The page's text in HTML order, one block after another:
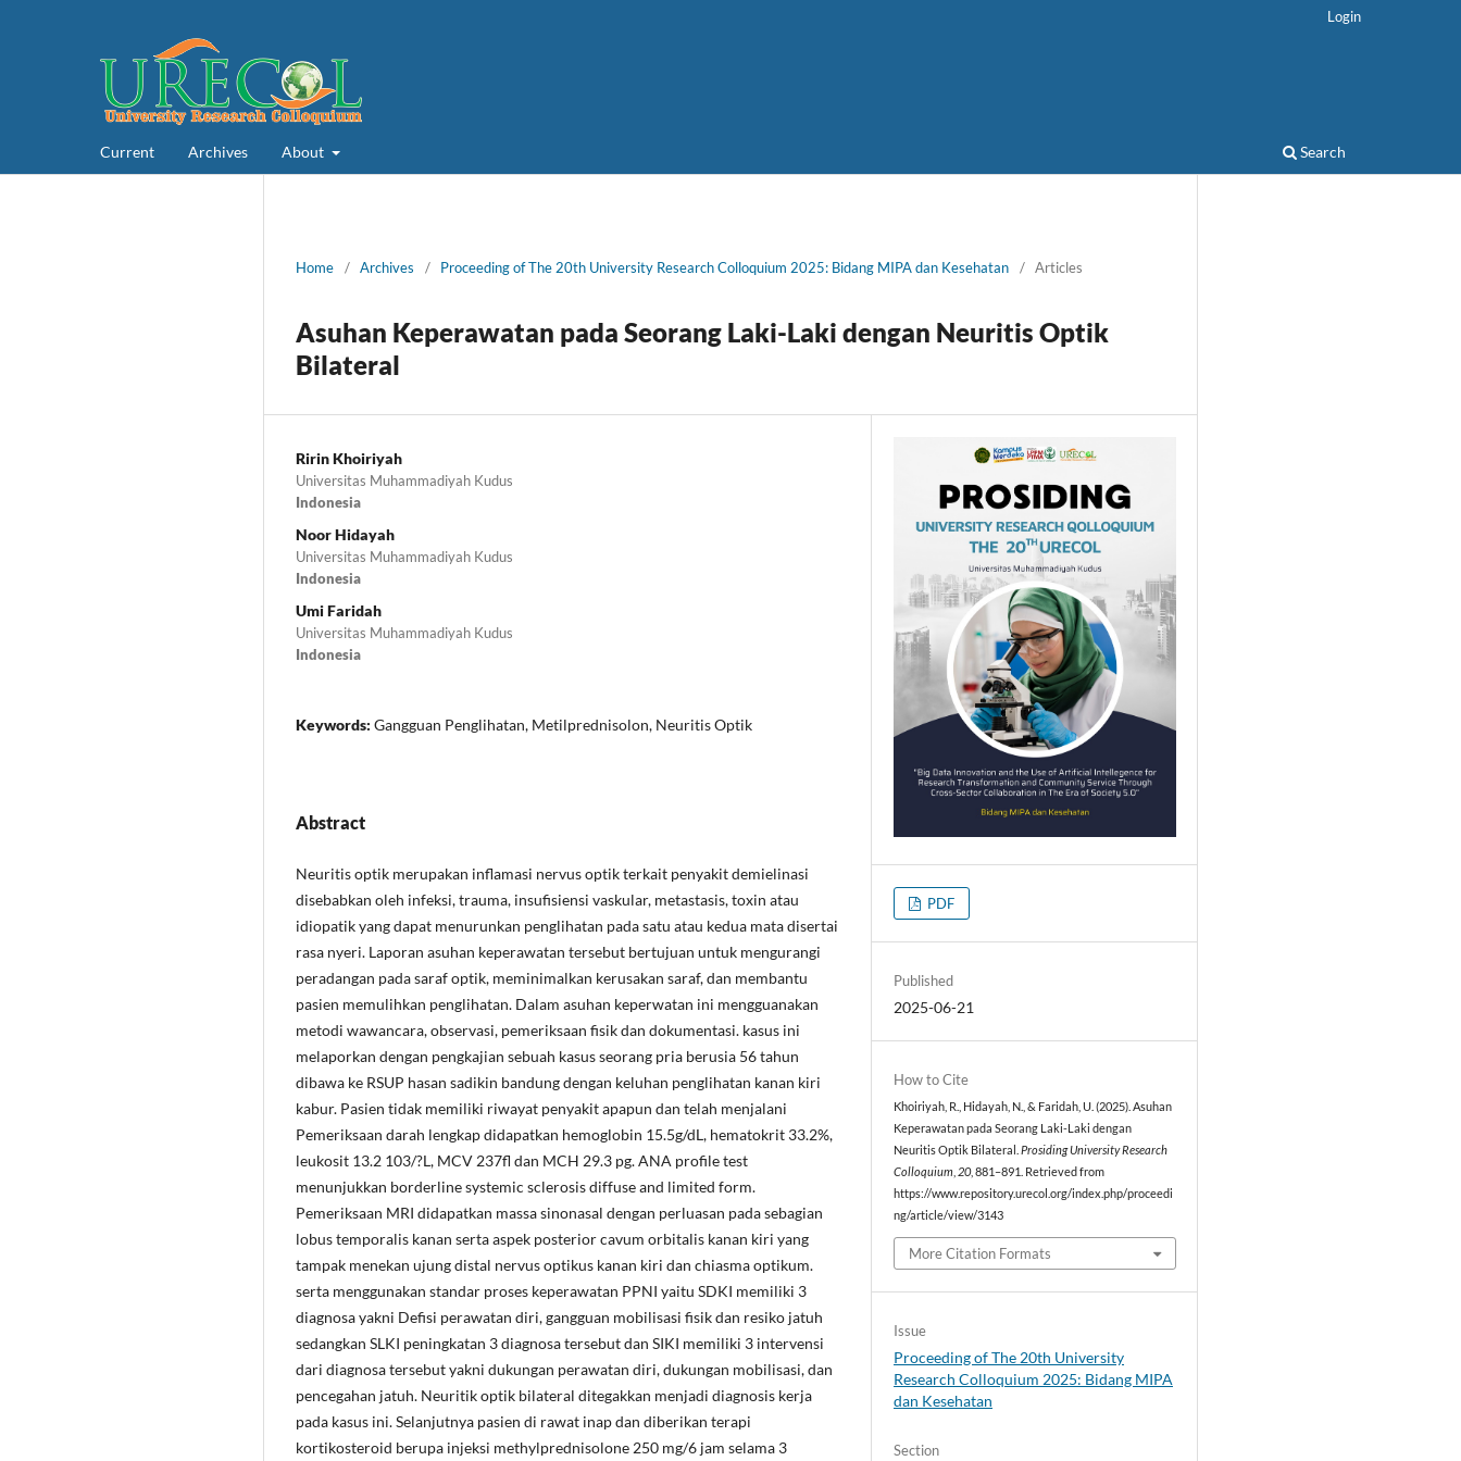
Current Archives About Search
Login
Home / Archives / Proceeding of The 20th University Research Colloquium 2025: Bidang MIPA dan Kesehatan / Articles
Asuhan Keperawatan pada Seorang Laki-Laki dengan Neuritis Optik
Bilateral
Ririn Khoiriyah
Universitas Muhammadiyah Kudus
Indonesia
Noor Hidayah
Universitas Muhammadiyah Kudus
Indonesia
Umi Faridah
Universitas Muhammadiyah Kudus
Indonesia
Keywords: Gangguan Penglihatan, Metilprednisolon, Neuritis Optik
Abstract
Neuritis optik merupakan inflamasi nervus optik terkait penyakit demielinasi
disebabkan oleh infeksi, trauma, insufisiensi vaskular, metastasis, toxin atau
idiopatik yang dapat menurunkan penglihatan pada satu atau kedua mata disertai
rasa nyeri. Laporan asuhan keperawatan tersebut bertujuan untuk mengurangi
peradangan pada saraf optik, meminimalkan kerusakan saraf, dan membantu
pasien memulihkan penglihatan. Dalam asuhan keperwatan ini mengguanakan
metodi wawancara, observasi, pemeriksaan fisik dan dokumentasi. kasus ini
melaporkan dengan pengkajian sebuah kasus seorang pria berusia 56 tahun
dibawa ke RSUP hasan sadikin bandung dengan keluhan penglihatan kanan kiri
kabur. Pasien tidak memiliki riwayat penyakit apapun dan telah menjalani
Pemeriksaan darah lengkap didapatkan hemoglobin 15.5g/dL, hematokrit 33.2%,
leukosit 13.2 103/?L, MCV 237fl dan MCH 29.3 pg. ANA profile test
menunjukkan borderline systemic sclerosis diffuse and limited form.
Pemeriksaan MRI didapatkan massa sinonasal dengan perluasan pada sebagian
lobus temporalis kanan serta aspek posterior cavum orbitalis kanan kiri yang
tampak menekan ujung distal nervus optikus kanan kiri dan chiasma optikum.
serta menggunakan standar proses keperawatan PPNI yaitu SDKI memiliki 3
diagnosa yakni Defisi perawatan diri, gangguan mobilisasi fisik dan resiko jatuh
sedangkan SLKI peningkatan 3 diagnosa tersebut dan SIKI memiliki 3 intervensi
dari diagnosa tersebut yakni dukungan perawatan diri, dukungan mobilisasi, dan
pencegahan jatuh. Neuritik optik bilateral ditegakkan menjadi diagnosis kerja
pada kasus ini. Selanjutnya pasien di rawat inap dan diberikan terapi
kortikosteroid berupa injeksi methylprednisolone 250 mg/6 jam selama 3
PDF
Published
2025-06-21
How to Cite
Khoiriyah, R., Hidayah, N., & Faridah, U. (2025). Asuhan
Keperawatan pada Seorang Laki-Laki dengan
Neuritis Optik Bilateral.Prosiding University Research
Colloquium 20, 881–891. Retrieved from
https://www.repository.urecol.org/index.php/proceedi
ng/article/view/3143
More Citation Formats
Issue
Proceeding of The 20th University
Research Colloquium 2025: Bidang MIPA
dan Kesehatan
Section